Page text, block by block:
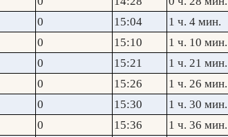
0 15:04
1 ч. 4 мин.
0 15:10
1 ч. 10 мин.
0 15:21
1 ч. 21 мин.
0 15:26
1 ч. 26 мин.
0 15:30
1 ч. 30 мин.
0 15:36
1 ч. 36 мин.